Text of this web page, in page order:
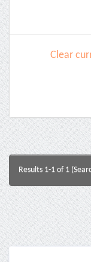
Clear
Results 1-1 of 1